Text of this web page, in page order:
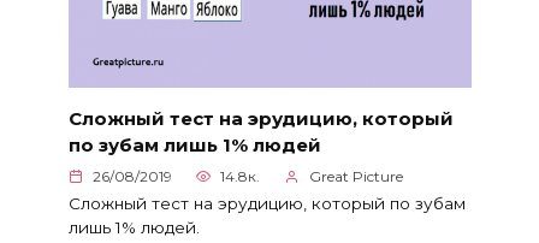
Сложный тест на эрудицию, который
по зубам лишь 1% людей
26/08/2019 14.8к. Great Picture
Сложный тест на эрудицию, который по зубам
лишь 1% людей.